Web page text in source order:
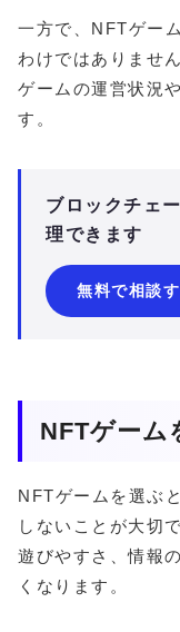
一方で、NFTゲー
わけではありませ
ゲームの運営状況
す。
ブロックチェ
理できます
無料で相談
NFTゲーム
NFTゲームを選ぶ
しないことが大切
遊びやすさ、情報
くなります。